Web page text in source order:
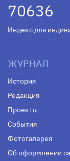
70636
Индекс для
ЖУРНАЛ
История
Редакция
Проекты
События
Фотогалерея
Об оформлении